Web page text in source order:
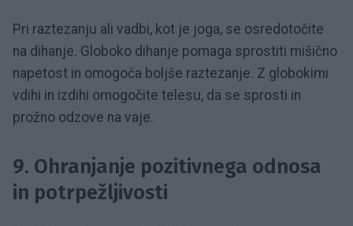
Pri raztezanju ali vadbi, kot je joga, se osredotočite
na dihanje. Globoko dihanje pomaga sprostiti mišično
napetost in omogoča boljše raztezanje. Z globokimi
vdihi in izdihi omogočite telesu, da se sprosti in
prožno odzove na vaje.
9. Ohranjanje pozitivnega odnosa
in potrpežljivosti